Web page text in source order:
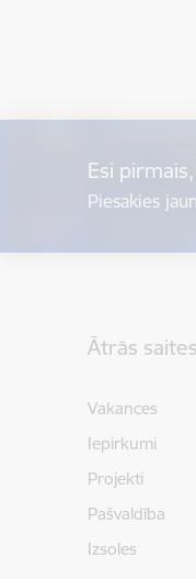
Esi
Piesakies
Ātrās saites
Vakances
Iepirkumi
Projekti
Pašvaldība
Izsoles